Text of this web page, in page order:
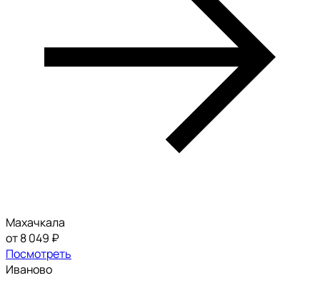
Махачкала
от 8 049 ₽
Посмотреть
Иваново